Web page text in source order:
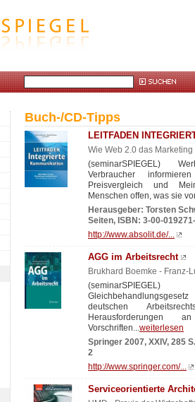
Buch-/CD-Tipps
LEITFADEN
Wie Web 2.0 das
(seminarSPIEGEL)
Verbraucher
Preisvergleich und
Menschen offen, was sie
Herausgeber: Torsten
Seiten, ISBN: 3-00-
http://www.absolit.de/...
AGG im Arbeitsrecht
Brukhard Boemke - Franz-
deutschen
Herausforderungen
Vorschriften... weiterlesen
Springer 2007, XXIV, 285
2
http://www.springer.com/...
Serviceorientierte